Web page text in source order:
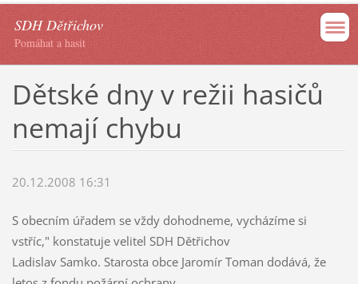
SDH Dětřichov
Pomáhat a hasit
Dětské dny v režii hasičů
nemají chybu
20.12.2008 16:31
S obecním úřadem se vždy dohodneme, vycházíme si
vstříc," konstatuje velitel SDH Dětřichov
Ladislav Samko. Starosta obce Jaromír Toman dodává, že